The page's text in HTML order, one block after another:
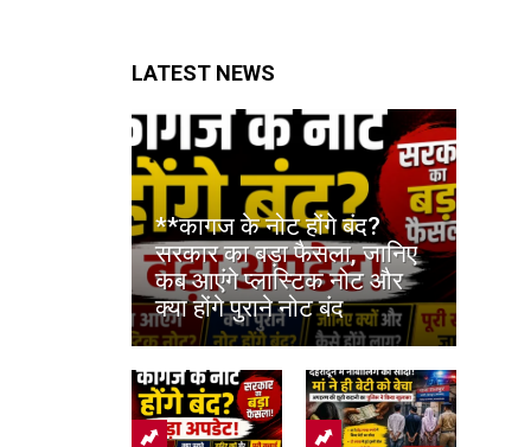
LATEST NEWS
**कागज के नोट होंगे बंद?
सरकार का बड़ा फैसला, जानिए
कब आएंगे प्लास्टिक नोट और
क्या होंगे पुराने नोट बंद